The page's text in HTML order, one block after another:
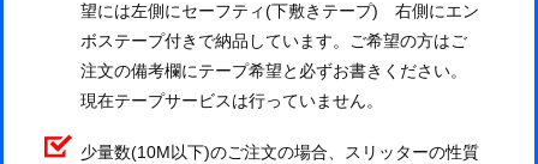
望には左側にセーフティ(下敷きテープ) 右側にエン
ボステープ付きで納品しています。ご希望の方はご
注文の備考欄にテープ希望と必ずお書きください。
現在テープサービスは行っていません。
少量数(10M以下)のご注文の場合、スリッターの性質